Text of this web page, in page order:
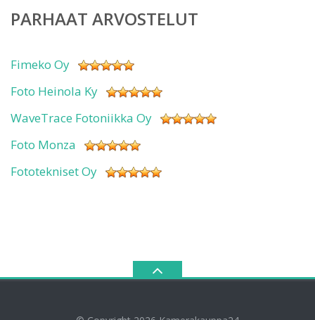
PARHAAT ARVOSTELUT
Fimeko Oy
Foto Heinola Ky
WaveTrace Fotoniikka Oy
Foto Monza
Fototekniset Oy